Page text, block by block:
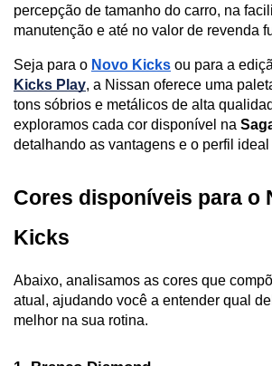
percepção de tamanho do carro, na
manutenção e até no valor de revenda
Seja para o Novo Kicks
Kicks Play, a Nissan oferece uma
tons sóbrios e metálicos de alta
exploramos cada cor disponível na
detalhando as vantagens e o perfil
Cores disponíveis para o
Kicks
Abaixo, analisamos as cores que
atual, ajudando você a entender qual
melhor na sua rotina.